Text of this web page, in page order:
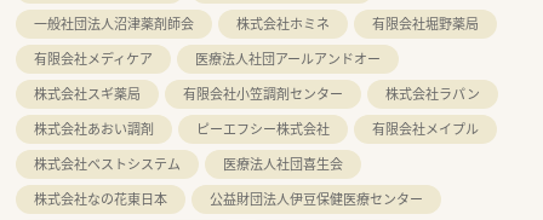
一般社団法人沼津薬剤師会
株式会社ホミネ
有限会社堀野薬局
有限会社メディケア
医療法人社団アールアンドオー
株式会社スギ薬局
有限会社小笠調剤センター
株式会社ラパン
株式会社あおい調剤
ピーエフシー株式会社
有限会社メイプル
株式会社ベストシステム
医療法人社団喜生会
株式会社なの花東日本
公益財団法人伊豆保健医療センター